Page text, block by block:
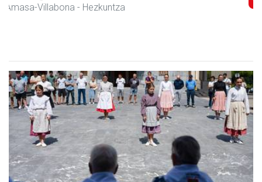
Amasa-Villabona - Hezkuntza